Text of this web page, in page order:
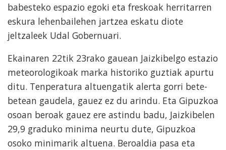
babesteko espazio egoki eta freskoak herritarren
eskura lehenbailehen jartzea eskatu diote
jeltzaleek Udal Gobernuari.
Ekainaren 22tik 23rako gauean Jaizkibelgo estazio
meteorologikoak marka historiko guztiak apurtu
ditu. Tenperatura altuengatik alerta gorri bete-
betean gaudela, gauez ez du arindu. Eta Gipuzkoa
osoan beroak gauez ere astindu badu, Jaizkibelen
29,9 graduko minima neurtu dute, Gipuzkoa
osoko minimarik altuena. Beroaldia pasa eta